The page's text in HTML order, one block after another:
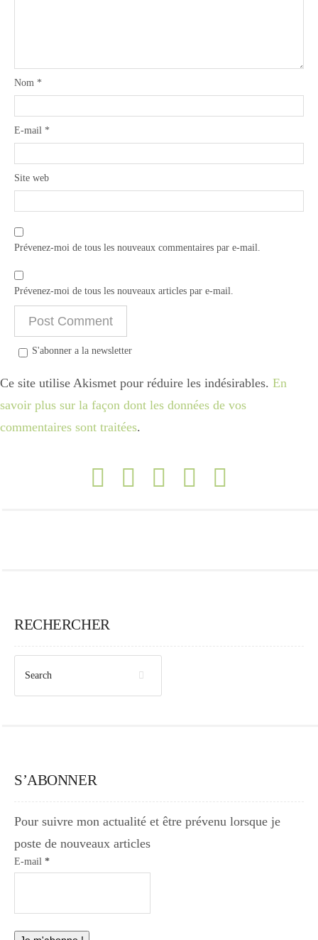
Nom *
E-mail *
Site web
Prévenez-moi de tous les nouveaux commentaires par e-mail.
Prévenez-moi de tous les nouveaux articles par e-mail.
S'abonner a la newsletter
Ce site utilise Akismet pour réduire les indésirables. En
savoir plus sur la façon dont les données de vos
commentaires sont traitées.
RECHERCHER
S’ABONNER
Pour suivre mon actualité et être prévenu lorsque je
poste de nouveaux articles
E-mail *